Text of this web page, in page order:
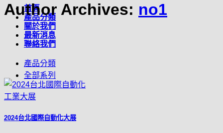
首頁
產品分類
關於我們
最新消息
聯絡我們
產品分類
全部系列
Author Archives: no1
2024台北國際自動化大展